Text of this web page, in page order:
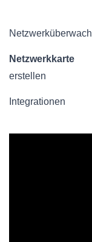
Netzwerkkarte
erstellen
Integrationen